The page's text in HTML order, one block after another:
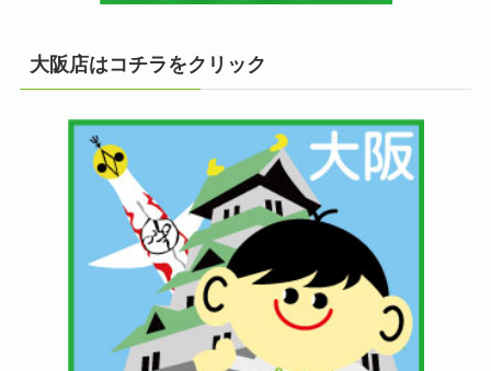
大阪店はコチラをクリック